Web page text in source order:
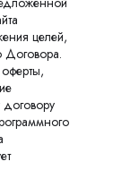
целей,
Договора.